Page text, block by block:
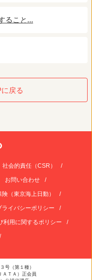
ること...
戻る
社会的責任（CSR）
お問い合わせ
（東京海上日動）
ライバシーポリシー
利用に関するポリシー
号（第１種）
ＡＴＡ）正会員